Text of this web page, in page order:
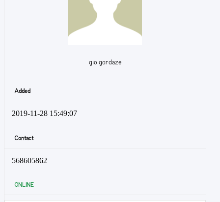
gio gordaze
Added
2019-11-28 15:49:07
Contact
568605862
ONLINE